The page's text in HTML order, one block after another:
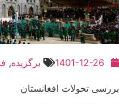
1401-12-26 برگزیده,
بررسی تحولات افغانستان